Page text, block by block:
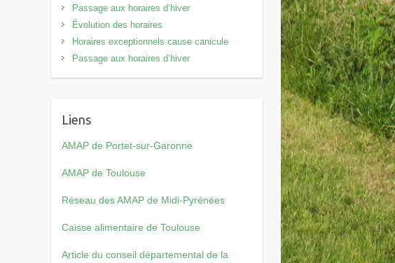
Passage aux horaires d’hiver
Évolution des horaires
Horaires exceptionnels cause canicule
Passage aux horaires d’hiver
Liens
AMAP de Portet-sur-Garonne
AMAP de Toulouse
Réseau des AMAP de Midi-Pyrénées
Caisse alimentaire de Toulouse
Article du conseil départemental de la